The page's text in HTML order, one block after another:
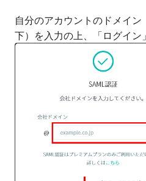
自分のアカウントのドメイ
下）を入力の上、「ログイン